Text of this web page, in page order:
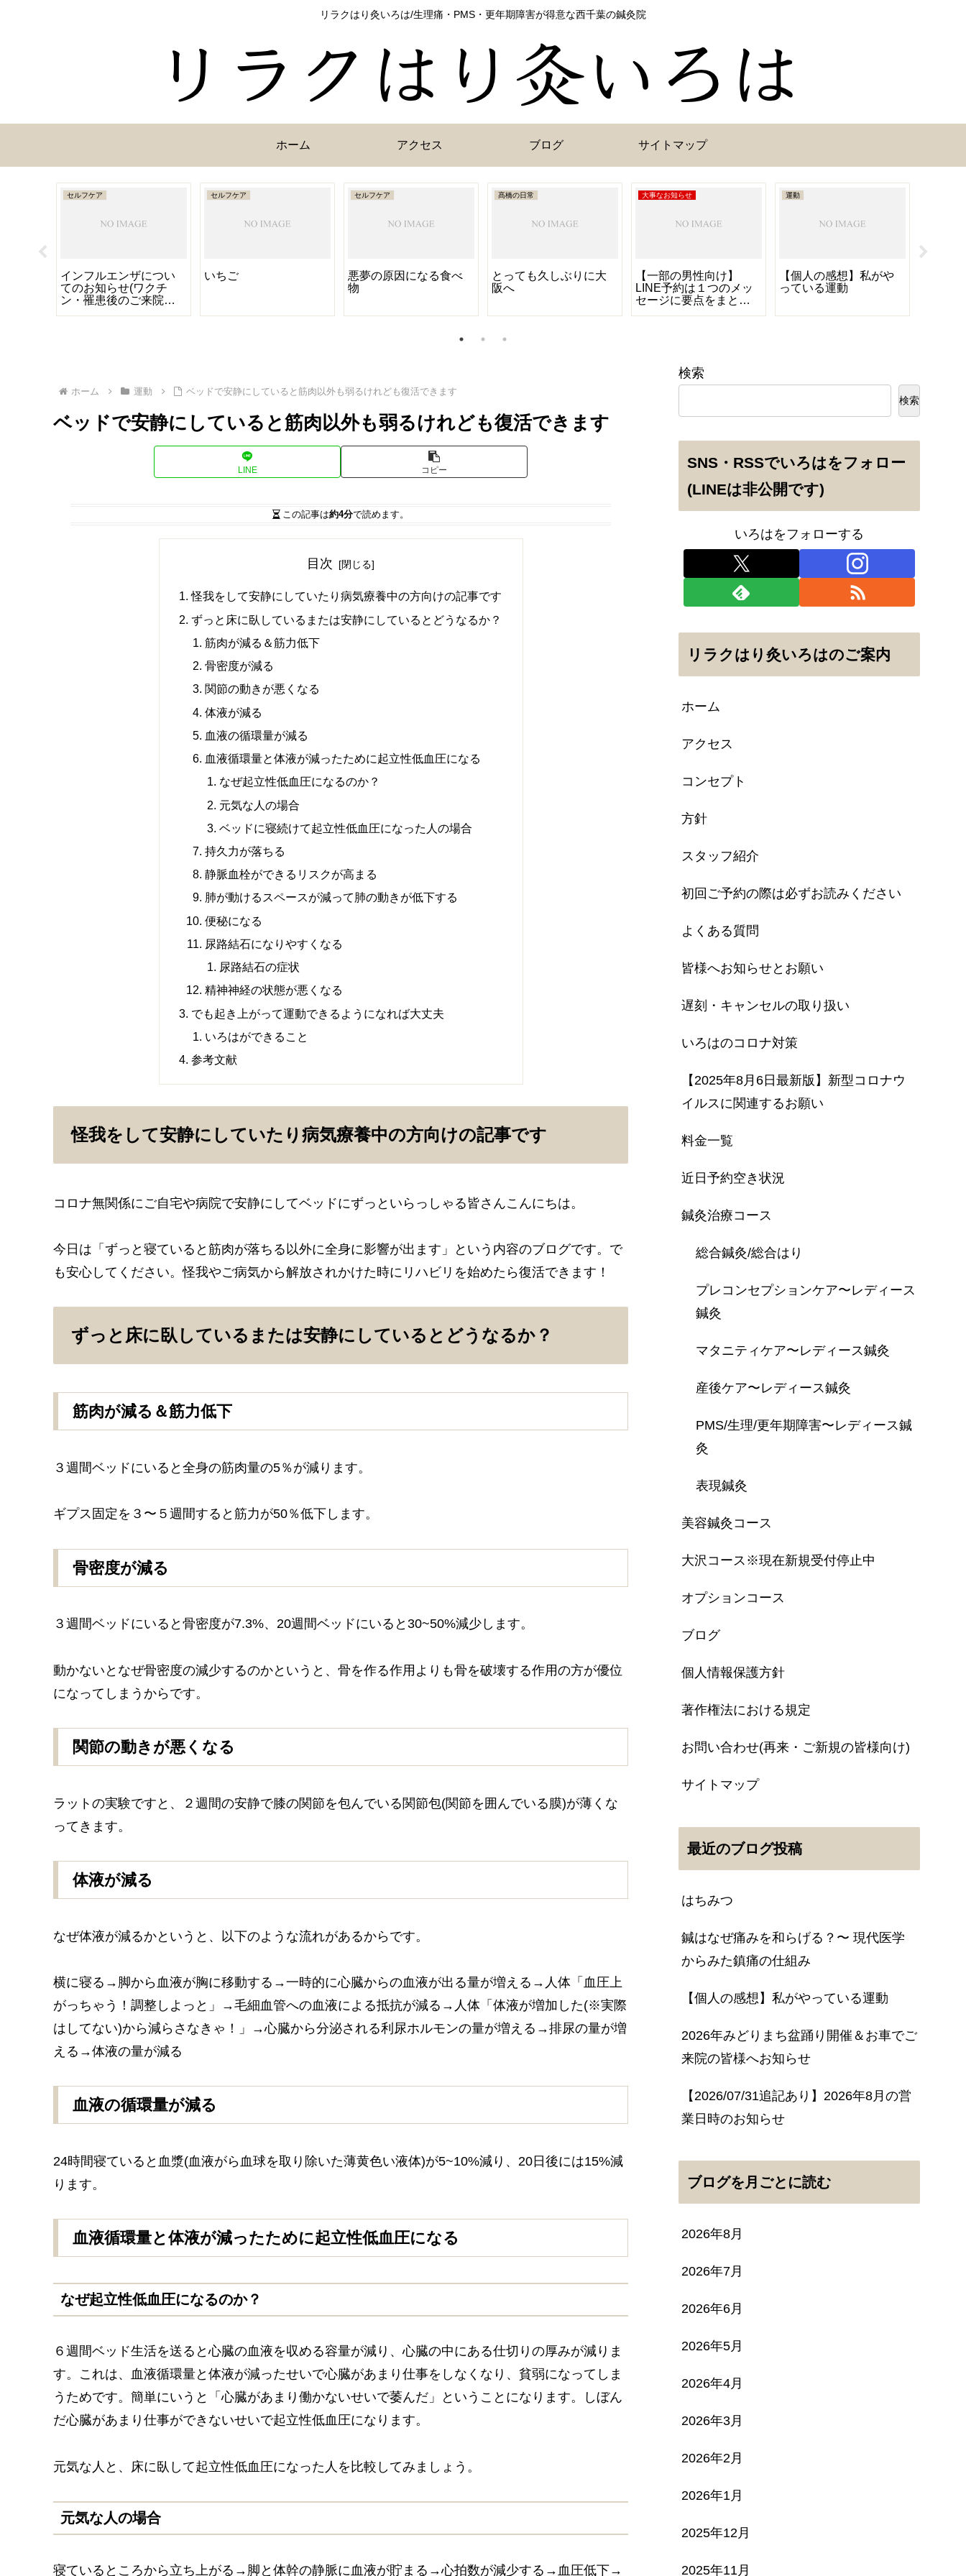
リラクはり灸いろは/生理痛・PMS・更年期障害が得意な西千葉の鍼灸院
ホーム アクセス ブログ サイトマップ
セルフケア
インフルエンザについ
てのお知らせ(ワクチ
ン・罹患後のご来院・
セルフケア
いちご
セルフケア
悪夢の原因になる食べ
物
髙橋の日常
とっても久しぶりに大
阪へ
大事なお知らせ
【一部の男性向け】
LINE予約は１つのメッ
セージに要点をまとめ
運動
【個人の感想】私がや
っている運動
ホーム 運動 ベッドで安静にしていると筋肉以外も弱るけれども復活できます
ベッドで安静にしていると筋肉以外も弱るけれども復活できます
LINE コピー
この記事は約4分で読めます。
目次
怪我をして安静にしていたり病気療養中の方向けの記事です
ずっと床に臥しているまたは安静にしているとどうなるか？
筋肉が減る＆筋力低下
骨密度が減る
関節の動きが悪くなる
体液が減る
血液の循環量が減る
血液循環量と体液が減ったために起立性低血圧になる
なぜ起立性低血圧になるのか？
元気な人の場合
ベッドに寝続けて起立性低血圧になった人の場合
持久力が落ちる
静脈血栓ができるリスクが高まる
肺が動けるスペースが減って肺の動きが低下する
便秘になる
尿路結石になりやすくなる
尿路結石の症状
精神神経の状態が悪くなる
でも起き上がって運動できるようになれば大丈夫
いろはができること
参考文献
怪我をして安静にしていたり病気療養中の方向けの記事です
コロナ無関係にご自宅や病院で安静にしてベッドにずっといらっしゃる皆さんこんにちは。
今日は「ずっと寝ていると筋肉が落ちる以外に全身に影響が出ます」という内容のブログです。で
も安心してください。怪我やご病気から解放されかけた時にリハビリを始めたら復活できます！
ずっと床に臥しているまたは安静にしているとどうなるか？
筋肉が減る＆筋力低下
３週間ベッドにいると全身の筋肉量の5％が減ります。
ギプス固定を３〜５週間すると筋力が50％低下します。
骨密度が減る
３週間ベッドにいると骨密度が7.3%、20週間ベッドにいると30~50%減少します。
動かないとなぜ骨密度の減少するのかというと、骨を作る作用よりも骨を破壊する作用の方が優位
になってしまうからです。
関節の動きが悪くなる
ラットの実験ですと、２週間の安静で膝の関節を包んでいる関節包(関節を囲んでいる膜)が薄くな
ってきます。
体液が減る
なぜ体液が減るかというと、以下のような流れがあるからです。
横に寝る→脚から血液が胸に移動する→一時的に心臓からの血液が出る量が増える→人体「血圧上
がっちゃう！調整しよっと」→毛細血管への血液による抵抗が減る→人体「体液が増加した(※実際
はしてない)から減らさなきゃ！」→心臓から分泌される利尿ホルモンの量が増える→排尿の量が増
える→体液の量が減る
血液の循環量が減る
24時間寝ていると血漿(血液がら血球を取り除いた薄黄色い液体)が5~10%減り、20日後には15%減
ります。
血液循環量と体液が減ったために起立性低血圧になる
なぜ起立性低血圧になるのか？
６週間ベッド生活を送ると心臓の血液を収める容量が減り、心臓の中にある仕切りの厚みが減りま
す。これは、血液循環量と体液が減ったせいで心臓があまり仕事をしなくなり、貧弱になってしま
うためです。簡単にいうと「心臓があまり働かないせいで萎んだ」ということになります。しぼん
だ心臓があまり仕事ができないせいで起立性低血圧になります。
元気な人と、床に臥して起立性低血圧になった人を比較してみましょう。
元気な人の場合
寝ているところから立ち上がる→脚と体幹の静脈に血液が貯まる→心拍数が減少する→血圧低下→
検索
検索
SNS・RSSでいろはをフォロー
(LINEは非公開です)
いろはをフォローする
リラクはり灸いろはのご案内
ホーム
アクセス
コンセプト
方針
スタッフ紹介
初回ご予約の際は必ずお読みください
よくある質問
皆様へお知らせとお願い
遅刻・キャンセルの取り扱い
いろはのコロナ対策
【2025年8月6日最新版】新型コロナウ
イルスに関連するお願い
料金一覧
近日予約空き状況
鍼灸治療コース
総合鍼灸/総合はり
プレコンセプションケア〜レディース
鍼灸
マタニティケア〜レディース鍼灸
産後ケア〜レディース鍼灸
PMS/生理/更年期障害〜レディース鍼
灸
表現鍼灸
美容鍼灸コース
大沢コース※現在新規受付停止中
オプションコース
ブログ
個人情報保護方針
著作権法における規定
お問い合わせ(再来・ご新規の皆様向け)
サイトマップ
最近のブログ投稿
はちみつ
鍼はなぜ痛みを和らげる？〜 現代医学
からみた鎮痛の仕組み
【個人の感想】私がやっている運動
2026年みどりまち盆踊り開催＆お車でご
来院の皆様へお知らせ
【2026/07/31追記あり】2026年8月の営
業日時のお知らせ
ブログを月ごとに読む
2026年8月
2026年7月
2026年6月
2026年5月
2026年4月
2026年3月
2026年2月
2026年1月
2025年12月
2025年11月